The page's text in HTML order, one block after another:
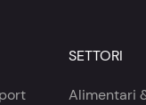
SETTORI
Alimentari